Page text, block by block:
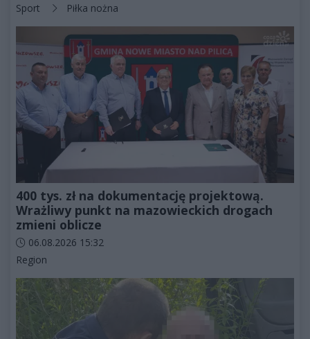
Kategorie artykułu:
Sport Piłka nożna
400 tys. zł na dokumentację projektową.
Wrażliwy punkt na mazowieckich drogach
zmieni oblicze
Data dodania artykułu:
06.08.2026 15:32
Kategorie artykułu:
Region